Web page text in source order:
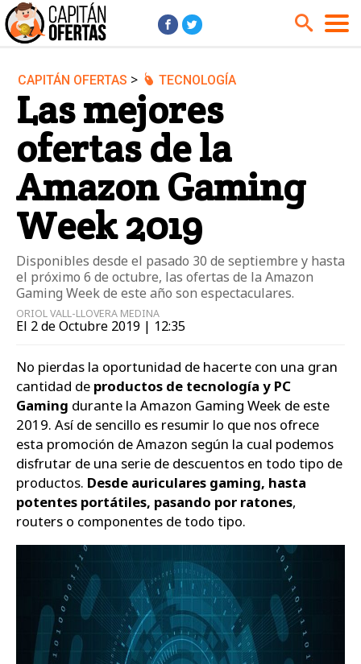
Audio y Música
Cámaras
Cine y Series
Coches
Deportes
Financiero
Hogar
Hoteles
Jardín
Juguetes
Libros
Móviles
Niños
Ordenadores
Tablets
Tecnología
Videojuegos
Zapatos
CAPITÁN OFERTAS > TECNOLOGÍA
Las mejores
ofertas de la
Amazon Gaming
Week 2019
Disponibles desde el pasado 30 de septiembre y hasta
el próximo 6 de octubre, las ofertas de la Amazon
Gaming Week de este año son espectaculares.
ORIOL VALL-LLOVERA MEDINA
El 2 de Octubre 2019 | 12:35
No pierdas la oportunidad de hacerte con una gran
cantidad de productos de tecnología y PC
Gaming durante la Amazon Gaming Week de este
2019. Así de sencillo es resumir lo que nos ofrece
esta promoción de Amazon según la cual podemos
disfrutar de una serie de descuentos en todo tipo de
productos. Desde auriculares gaming, hasta
potentes portátiles, pasando por ratones,
routers o componentes de todo tipo.